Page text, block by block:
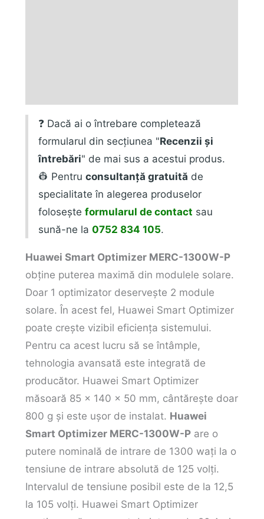
❓ Dacă ai o întrebare completează
formularul din secțiunea "Recenzii și
întrebări" de mai sus a acestui produs.
👷 Pentruconsultanță gratuită de
specialitate în alegerea produselor
foloseșteformularul de contact sau
sună-ne la0752 834 105.
Huawei Smart Optimizer MERC-1300W-P
obține puterea maximă din modulele solare.
Doar 1 optimizator deservește 2 module
solare. În acest fel, Huawei Smart Optimizer
poate crește vizibil eficiența sistemului.
Pentru ca acest lucru să se întâmple,
tehnologia avansată este integrată de
producător. Huawei Smart Optimizer
măsoară 85 x 140 x 50 mm, cântărește doar
800 g și este ușor de instalat. Huawei
Smart Optimizer MERC-1300W-P are o
putere nominală de intrare de 1300 wați la o
tensiune de intrare absolută de 125 volți.
Intervalul de tensiune posibil este de la 12,5
la 105 volți. Huawei Smart Optimizer